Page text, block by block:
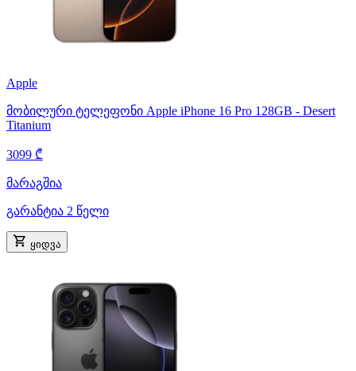
Apple
მობილური ტელეფონი Apple iPhone 16 Pro 128GB - Desert
Titanium
3099 ₾
მარაგშია
გარანტია 2 წელი
ყიდვა